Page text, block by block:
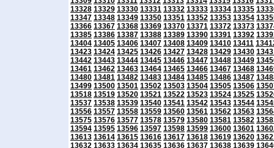
13328 13329 13330 13331 13332 13333 13334 13335
13347 13348 13349 13350 13351 13352 13353 13354
13366 13367 13368 13369 13370 13371 13372 13373
13385 13386 13387 13388 13389 13390 13391 13392
13404 13405 13406 13407 13408 13409 13410 13411
13423 13424 13425 13426 13427 13428 13429 13430
13442 13443 13444 13445 13446 13447 13448 13449
13461 13462 13463 13464 13465 13466 13467 13468
13480 13481 13482 13483 13484 13485 13486 13487
13499 13500 13501 13502 13503 13504 13505 13506
13518 13519 13520 13521 13522 13523 13524 13525
13537 13538 13539 13540 13541 13542 13543 13544
13556 13557 13558 13559 13560 13561 13562 13563
13575 13576 13577 13578 13579 13580 13581 13582
13594 13595 13596 13597 13598 13599 13600 13601
13613 13614 13615 13616 13617 13618 13619 13620
13632 13633 13634 13635 13636 13637 13638 13639